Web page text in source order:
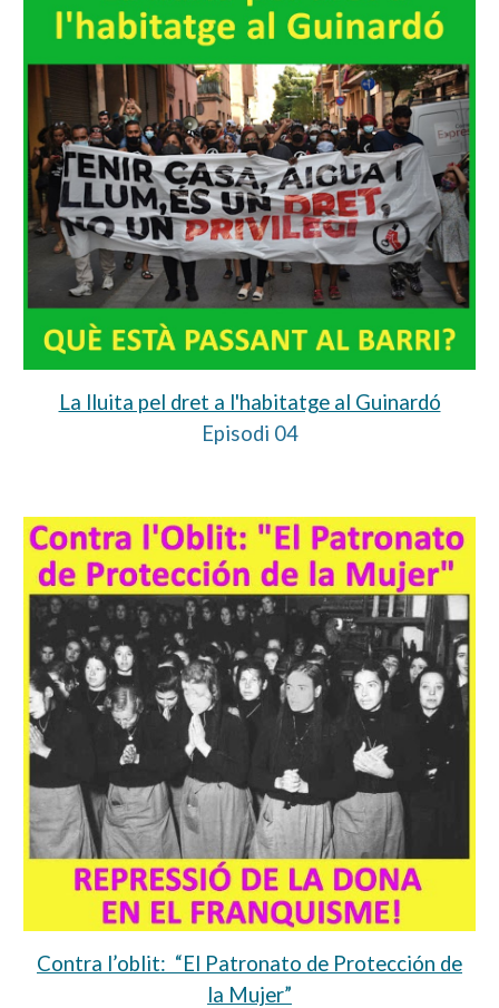
La lluita pel dret a l'habitatge al Guinardó
Episodi 04
Contra l’oblit: “El Patronato de Protección de
la Mujer”